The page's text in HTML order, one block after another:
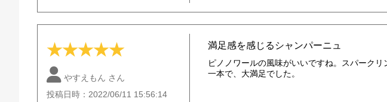
★★★★★
やすえもん さん
投稿日時：2022/06/11 15:56:14
満足感を感じるシャンパーニュ
ピノノワールの風味がいいですね。スパーク
一本で、大満足でした。